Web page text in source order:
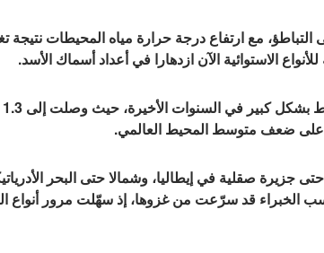
مع ارتفاع درجة حرارة مياه المحيطات نتيجة
الاستوائية الآن ازدهارا في أعداد أسماك الأسد.
جزيرة صقلية في إيطاليا، وشمالا حتى البحر
ولعلّ توسعة قناة السويس عام 2015 بحسب الخبراء قد سرّعت من غزوها، إذ سهّلت مرور